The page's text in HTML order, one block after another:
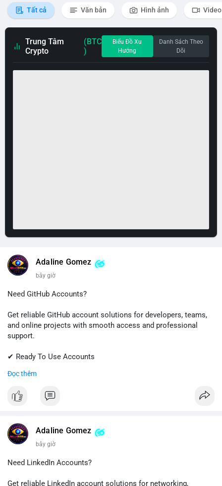
Tất cả Văn bản Hình ảnh Video
Trung Tâm
Crypto
(BTC
)
Biểu Đồ Xu
Hướng
Danh Sách Theo
Dõi
Adaline Gomez
bây giờ
Need GitHub Accounts?
Get reliable GitHub account solutions for developers, teams,
and online projects with smooth access and professional
support.
✔ Ready To Use Accounts
✔ Trusted Customer Support
📱 WhatsApp: +1 (681) 549-2683
#github #githubaccount #developers
#sellssmm
Đọc thêm
Adaline Gomez
bây giờ
Need LinkedIn Accounts?
Get reliable LinkedIn account solutions for networking,